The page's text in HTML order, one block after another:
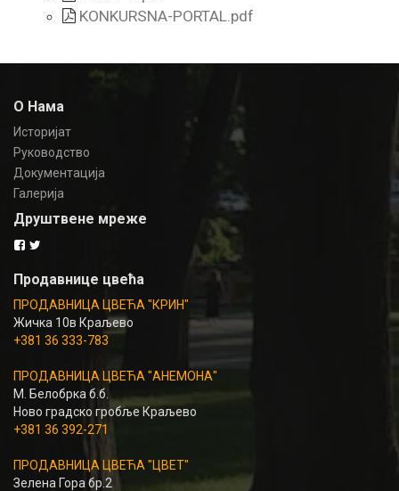
KONKURSNA-PORTAL.pdf
О Нама
Историјат
Руководство
Документација
Галерија
Друштвене мреже
Продавнице цвећа
ПРОДАВНИЦА ЦВЕЋА "КРИН"
Жичка 10в Краљево
+381 36 333-783
ПРОДАВНИЦА ЦВЕЋА "АНЕМОНА"
М. Белобрка б.б.
Ново градско гробље Краљево
+381 36 392-271
ПРОДАВНИЦА ЦВЕЋА "ЦВЕТ"
Зелена Гора бр.2